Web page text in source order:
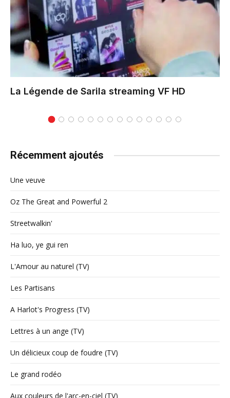
La Légende de Sarila streaming VF HD
Récemment ajoutés
Une veuve
Oz The Great and Powerful 2
Streetwalkin'
Ha luo, ye gui ren
L'Amour au naturel (TV)
Les Partisans
A Harlot's Progress (TV)
Lettres à un ange (TV)
Un délicieux coup de foudre (TV)
Le grand rodéo
Aux couleurs de l'arc-en-ciel (TV)